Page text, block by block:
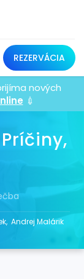
REZERVÁCIA
nových
💉
, Andrej Malárik